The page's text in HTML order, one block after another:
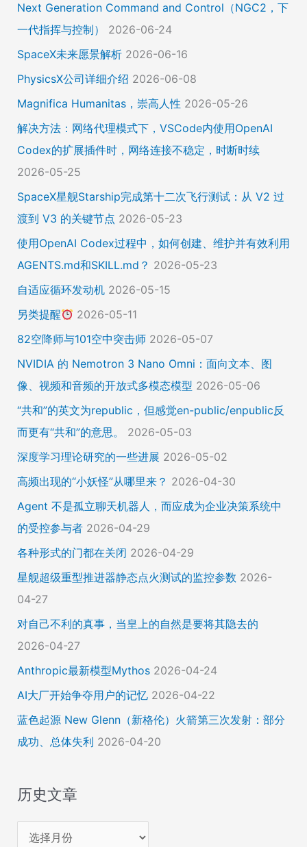
Next Generation Command and Control（NGC2，下
一代指挥与控制）
2026-06-24
SpaceX未来愿景解析 2026-06-16
PhysicsX公司详细介绍 2026-06-08
Magnifica Humanitas，崇高人性 2026-05-26
解决方法：网络代理模式下，VSCode内使用OpenAI
Codex的扩展插件时，网络连接不稳定，时断时续
2026-05-25
SpaceX星舰Starship完成第十二次飞行测试：从 V2 过
渡到 V3 的关键节点 2026-05-23
使用OpenAI Codex过程中，如何创建、维护并有效利用
AGENTS.md和SKILL.md？ 2026-05-23
自适应循环发动机 2026-05-15
另类提醒
2026-05-11
82空降师与101空中突击师 2026-05-07
NVIDIA 的 Nemotron 3 Nano Omni：面向文本、图
像、视频和音频的开放式多模态模型 2026-05-06
“共和”的英文为republic，但感觉en-public/enpublic反
而更有“共和”的意思。
2026-05-03
深度学习理论研究的一些进展 2026-05-02
高频出现的“小妖怪”从哪里来？ 2026-04-30
Agent 不是孤立聊天机器人，而应成为企业决策系统中
的受控参与者 2026-04-29
各种形式的门都在关闭 2026-04-29
星舰超级重型推进器静态点火测试的监控参数 2026-
04-27
对自己不利的真事，当皇上的自然是要将其隐去的
2026-04-27
Anthropic最新模型Mythos 2026-04-24
AI大厂开始争夺用户的记忆 2026-04-22
蓝色起源 New Glenn（新格伦）火箭第三次发射：部分
成功、总体失利 2026-04-20
历史文章